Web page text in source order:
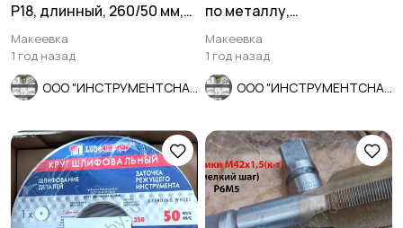
Р18, длинный, 260/50 мм,
ГОСТ 1604-71, СССР.
Макеевка
1 год назад
по металлу,
армированный, ЛУГА,
Россия
Макеевка
1 год назад